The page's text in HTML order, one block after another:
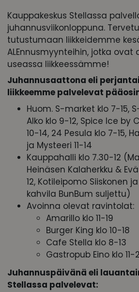
Kauppakeskus Stellassa
juhannusviikonloppuna.
tutustumaan liikkeidemme
ALEnnusmyynteihin, jotka ovat
useassa liikkeessämme!
Juhannusaattona eli
liikkeemme palvelevat
Huom. S-market klo 7-15,
Alko klo 9-12, Spice Ice by
10-14, 24 Pesula klo 7-15,
ja Mysteeri 11-14
Kauppahalli klo 7.30-12
Heinäsen Kalaherkku &
12, Kotileipomo Siiskonen
kahvila BunBum suljettu)
Avoinna olevat ravintolat:
Amarillo klo 11-19
Burger King klo 10-18
Cafe Stella klo 8-13
Gastropub Eino klo 11-
Juhannuspäivänä eli
Stellassa palvelevat: